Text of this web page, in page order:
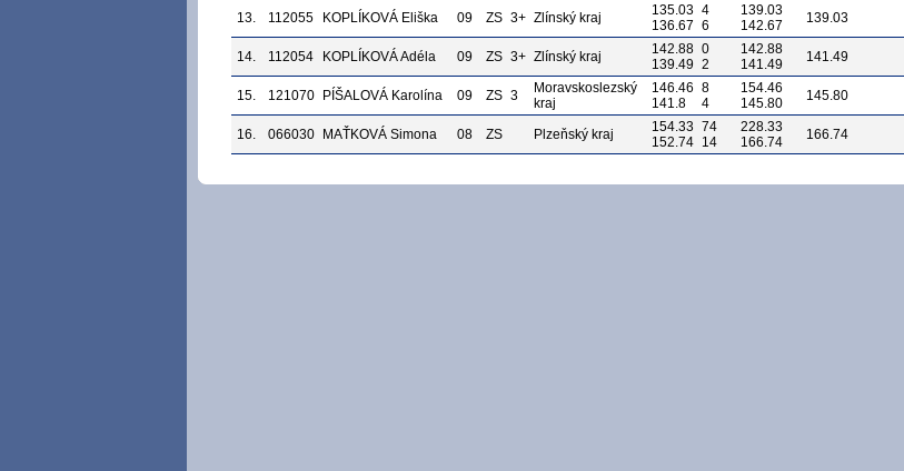
13. 112055 KOPLÍKOVÁ Eliška 09 ZS 3+ Zlínský kraj
135.03
136.67
4
6
139.03
142.67
139.03
14. 112054 KOPLÍKOVÁ Adéla 09 ZS 3+ Zlínský kraj
142.88
139.49
0
2
142.88
141.49
141.49
15. 121070 PÍŠALOVÁ Karolína 09 ZS 3
Moravskoslezský
kraj
146.46
141.8
8
4
154.46
145.80
145.80
16. 066030 MAŤKOVÁ Simona 08 ZS Plzeňský kraj
154.33
152.74
74
14
228.33
166.74
166.74